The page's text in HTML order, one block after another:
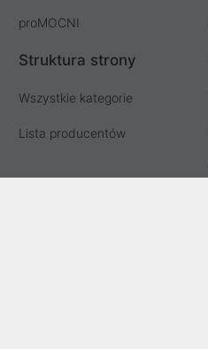
proMOCNI
Struktura strony
Wszystkie kategorie
Lista producentów